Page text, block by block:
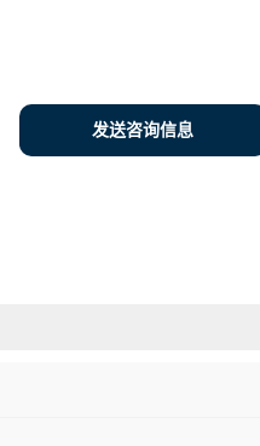
发送咨询信息